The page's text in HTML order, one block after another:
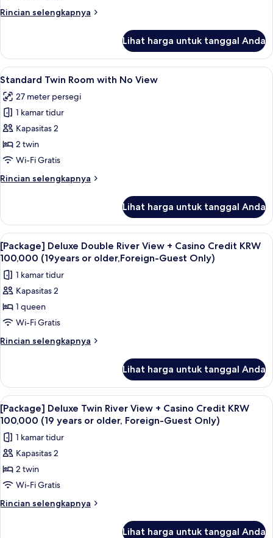
Rincian selengkapnya
Rincian
Suite
Keluarga,
pemandangan
(Deluxe)
Lihat harga untuk tanggal Anda
Lihat
semua
foto
untuk
Standard
Twin
Room
No
Seprai premium, minibar, brankas,
2
Standard Twin Room with No View
27 meter persegi
1 kamar tidur
Kapasitas 2
2 twin
Wi-Fi Gratis
Rincian selengkapnya
Rincian
Standard
Twin
Room
with
View
Lihat harga untuk tanggal Anda
Lihat
semua
foto
untuk
[Package]
Deluxe
Double
River
Casino
Credit
KRW
100,000
(19years
or
older,Foreign-
Guest
Only)
Seprai premium, minibar, brankas,
1
[Package] Deluxe Double River View + Casino Credit KRW
100,000 (19years or older,Foreign-Guest Only)
1 kamar tidur
Kapasitas 2
1 queen
Wi-Fi Gratis
Rincian selengkapnya
Rincian
[Package]
Deluxe
Double
River
View
+
Casino
KRW
100,000
or
Lihat harga untuk tanggal Anda
Lihat
semua
foto
untuk
[Package]
Deluxe
Twin
River
Seprai premium, minibar, brankas,
1
[Package] Deluxe Twin River View + Casino Credit KRW
100,000 (19 years or older, Foreign-Guest Only)
1 kamar tidur
Kapasitas 2
2 twin
Wi-Fi Gratis
Rincian selengkapnya
Rincian
Lihat harga untuk tanggal Anda